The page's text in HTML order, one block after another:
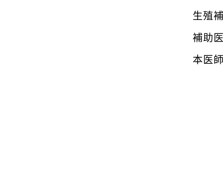
生殖
補助
本医